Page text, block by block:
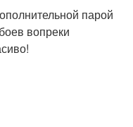
парой
вопреки